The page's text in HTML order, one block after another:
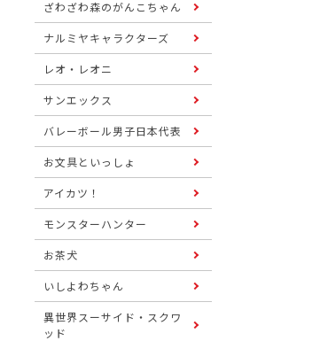
ざわざわ森のがんこちゃん
ナルミヤキャラクターズ
レオ・レオニ
サンエックス
バレーボール男子日本代表
お文具といっしょ
アイカツ！
モンスターハンター
お茶犬
いしよわちゃん
異世界スーサイド・スクワ
ッド